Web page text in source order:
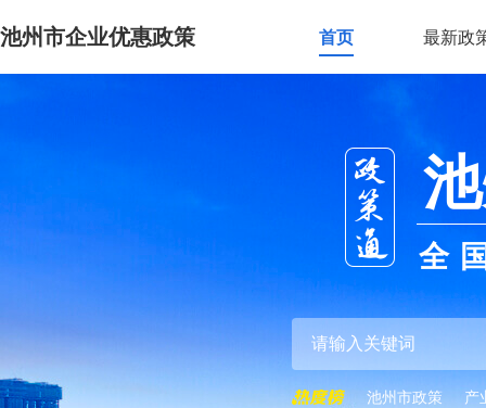
池州市企业优惠政策 首页 最新政
全
池州市政策 产